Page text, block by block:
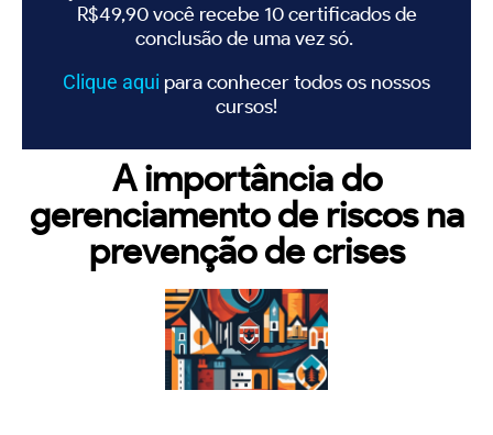
R$49,90 você recebe 10 certificados de
conclusão de uma vez só.
Clique aqui para conhecer todos os nossos
cursos!
A importância do
gerenciamento de riscos na
prevenção de crises